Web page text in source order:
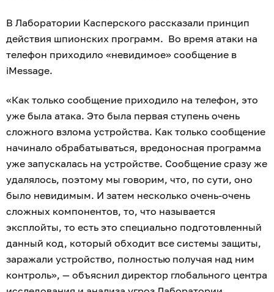
В Лаборатории Касперского рассказали принцип
действия шпионских программ. Во время атаки на
телефон приходило «невидимое» сообщение в
iMessage.
«Как только сообщение приходило на телефон, это
уже была атака. Это была первая ступень очень
сложного взлома устройства. Как только сообщение
начинало обрабатываться, вредоносная программа
уже запускалась на устройстве. Сообщение сразу же
удалялось, поэтому мы говорим, что, по сути, оно
было невидимым. И затем несколько очень-очень
сложных компонентов, то, что называется
эксплойты, то есть это специально подготовленный
данный код, который обходит все системы защиты,
заражали устройство, полностью получая над ним
контроль», — объяснил директор глобального центра